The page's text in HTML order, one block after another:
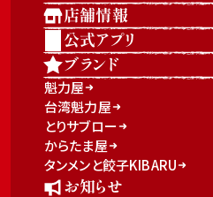
店舗情報
公式アプリ
ブランド
魁力屋
台湾魁力屋
とりサブロー
からたま屋
タンメンと餃子KIBARU
お知らせ